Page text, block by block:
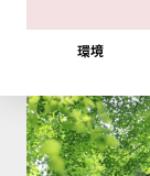
環境